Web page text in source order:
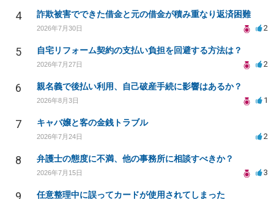
4 詐欺被害でできた借金と元の借金が積み重なり返済困難
2026年7月30日 2
5 自宅リフォーム契約の支払い負担を回避する方法は？
2026年7月27日 2
6 親名義で後払い利用、自己破産手続に影響はあるか？
2026年8月3日 1
7 キャバ嬢と客の金銭トラブル
2026年7月24日 2
8 弁護士の態度に不満、他の事務所に相談すべきか？
2026年7月15日 3
9 任意整理中に誤ってカードが使用されてしまった